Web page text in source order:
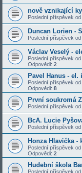
nově vznikající
Poslední příspěvek od
Duncan Lorien -
Poslední příspěvek od
Václav Veselý -
Poslední příspěvek od
Odpovědi: 2
Pavel Hanus -
Poslední příspěvek od
Odpovědi: 8
První soukromá
Poslední příspěvek od
BcA. Lucie
Poslední příspěvek od
Honza Hlavička -
Poslední příspěvek od
Odpovědi: 2
Hudební škola
Poslední příspěvek od